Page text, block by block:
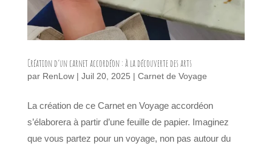
Création d’un carnet accordéon : à la découverte des arts
par RenLow| Juil 20, 2025 | Carnet de Voyage
La création de ce Carnet en Voyage accordéon
s’élaborera à partir d’une feuille de papier. Imaginez
que vous partez pour un voyage, non pas autour du